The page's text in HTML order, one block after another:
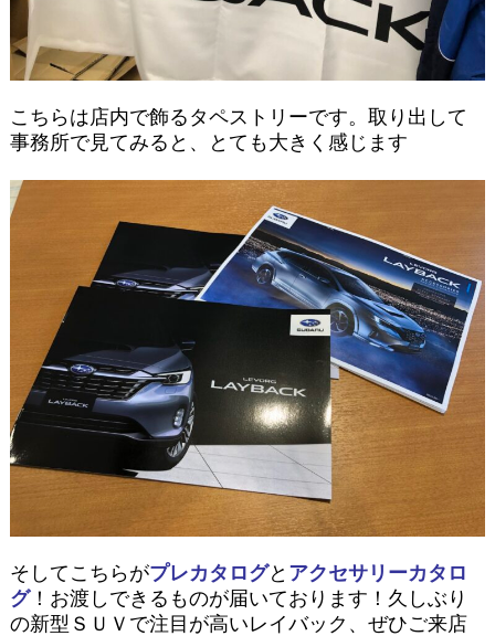
こちらは店内で飾るタペストリーです。取り出して
事務所で見てみると、とても大きく感じます
そしてこちらがプレカタログと アクセサリーカタロ
グ！お渡しできるものが届いております！久しぶり
の新型ＳＵＶで注目が高いレイバック、ぜひご来店